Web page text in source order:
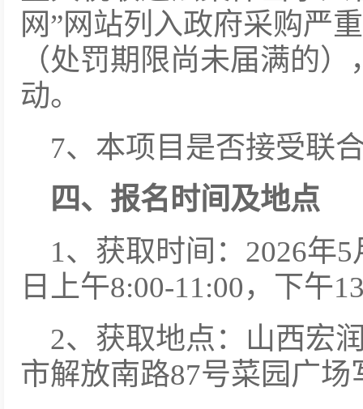
网”网站列入政府采购严
（处罚期限尚未届满的
动。
7、本项目是否接受联
四、报名时间及地点
1、获取时间：2026年
日上午8:00-11:00，下午
2、获取地点：山西宏
市解放南路87号菜园广场